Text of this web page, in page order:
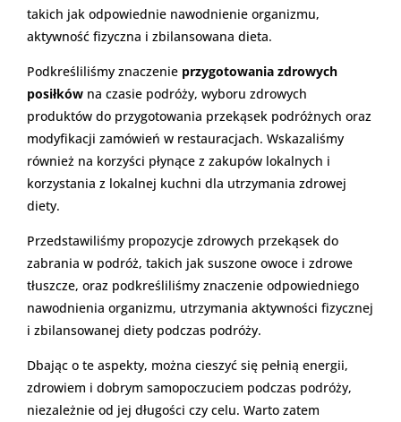
takich jak odpowiednie nawodnienie organizmu,
aktywność fizyczna i zbilansowana dieta.
Podkreśliliśmy znaczenie przygotowania zdrowych
posiłków na czasie podróży, wyboru zdrowych
produktów do przygotowania przekąsek podróżnych oraz
modyfikacji zamówień w restauracjach. Wskazaliśmy
również na korzyści płynące z zakupów lokalnych i
korzystania z lokalnej kuchni dla utrzymania zdrowej
diety.
Przedstawiliśmy propozycje zdrowych przekąsek do
zabrania w podróż, takich jak suszone owoce i zdrowe
tłuszcze, oraz podkreśliliśmy znaczenie odpowiedniego
nawodnienia organizmu, utrzymania aktywności fizycznej
i zbilansowanej diety podczas podróży.
Dbając o te aspekty, można cieszyć się pełnią energii,
zdrowiem i dobrym samopoczuciem podczas podróży,
niezależnie od jej długości czy celu. Warto zatem